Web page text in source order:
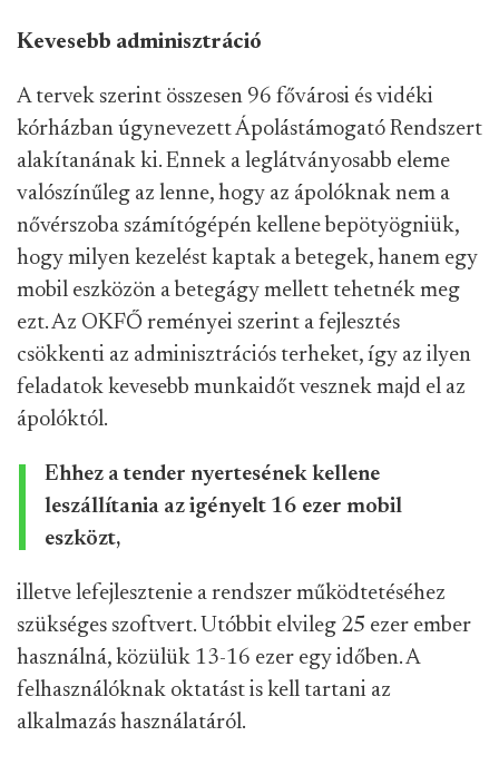
Kevesebb adminisztráció
A tervek szerint összesen 96 fővárosi és vidéki
kórházban úgynevezett Ápolástámogató Rendszert
alakítanának ki. Ennek a leglátványosabb eleme
valószínűleg az lenne, hogy az ápolóknak nem a
nővérszoba számítógépén kellene bepötyögniük,
hogy milyen kezelést kaptak a betegek, hanem egy
mobil eszközön a betegágy mellett tehetnék meg
ezt. Az OKFŐ reményei szerint a fejlesztés
csökkenti az adminisztrációs terheket, így az ilyen
feladatok kevesebb munkaidőt vesznek majd el az
ápolóktól.
Ehhez a tender nyertesének kellene
leszállítania az igényelt 16 ezer mobil
eszközt,
illetve lefejlesztenie a rendszer működtetéséhez
szükséges szoftvert. Utóbbit elvileg 25 ezer ember
használná, közülük 13-16 ezer egy időben. A
felhasználóknak oktatást is kell tartani az
alkalmazás használatáról.